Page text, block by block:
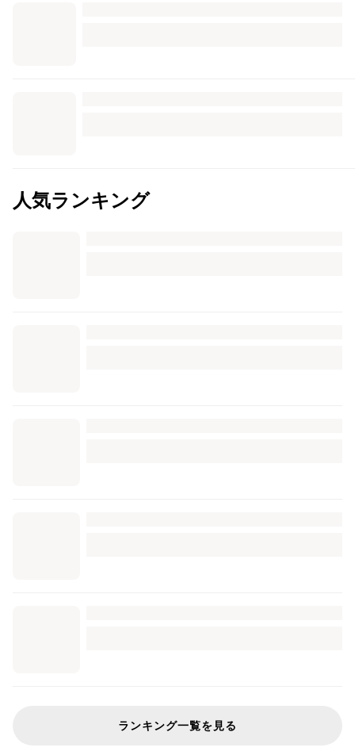
人気ランキング
ランキング一覧を見る